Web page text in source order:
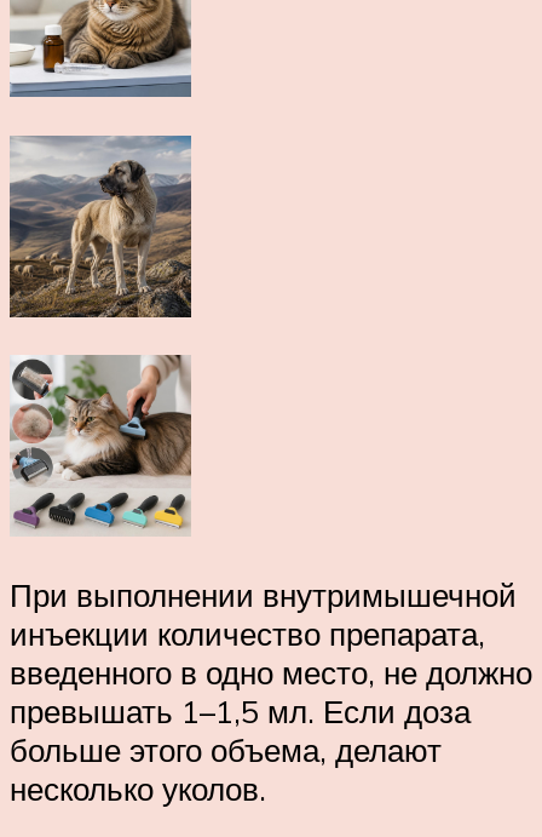
При выполнении внутримышечной
инъекции количество препарата,
введенного в одно место, не должно
превышать 1–1,5 мл. Если доза
больше этого объема, делают
несколько уколов.